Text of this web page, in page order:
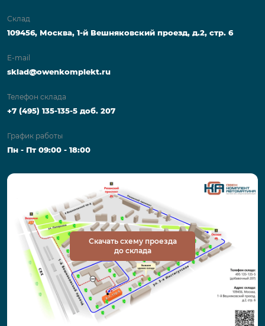
Склад
109456, Москва, 1-й Вешняковский проезд, д.2, стр. 6
E-mail
sklad@owenkomplekt.ru
Телефон склада
+7 (495) 135-135-5 доб. 207
График работы
Пн - Пт 09:00 - 18:00
Скачать схему проезда
до склада